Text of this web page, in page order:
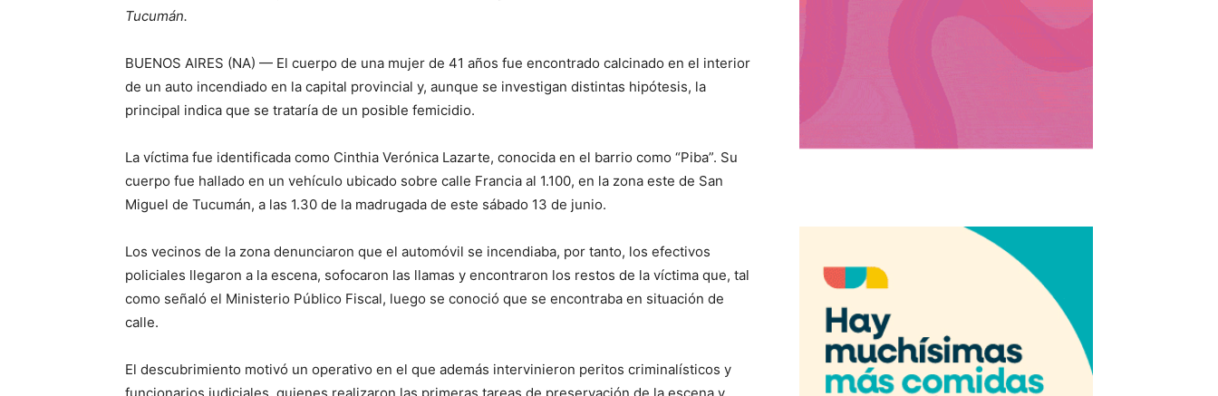
Tucumán.
BUENOS AIRES (NA) — El cuerpo de una mujer de 41 años fue encontrado calcinado en el interior
de un auto incendiado en la capital provincial y, aunque se investigan distintas hipótesis, la
principal indica que se trataría de un posible femicidio.
La víctima fue identificada como Cinthia Verónica Lazarte, conocida en el barrio como “Piba”. Su
cuerpo fue hallado en un vehículo ubicado sobre calle Francia al 1.100, en la zona este de San
Miguel de Tucumán, a las 1.30 de la madrugada de este sábado 13 de junio.
Los vecinos de la zona denunciaron que el automóvil se incendiaba, por tanto, los efectivos
policiales llegaron a la escena, sofocaron las llamas y encontraron los restos de la víctima que, tal
como señaló el Ministerio Público Fiscal, luego se conoció que se encontraba en situación de
calle.
El descubrimiento motivó un operativo en el que además intervinieron peritos criminalísticos y